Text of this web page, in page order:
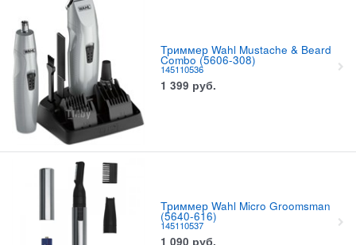
Триммер Wahl Mustache & Beard
Combo (5606-308)
145110536
1 399 руб.
Триммер Wahl Micro Groomsman
(5640-616)
145110537
1 090 руб.